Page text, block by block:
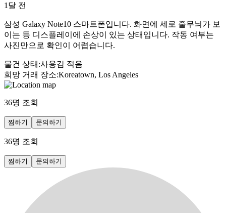
1달 전
삼성 Galaxy Note10 스마트폰입니다. 화면에 세로 줄무늬가 보
이는 등 디스플레이에 손상이 있는 상태입니다. 작동 여부는
사진만으로 확인이 어렵습니다.
물건 상태 :사용감 적음
희망 거래 장소:Koreatown, Los Angeles
36명 조회
찜하기 문의하기
36명 조회
찜하기 문의하기